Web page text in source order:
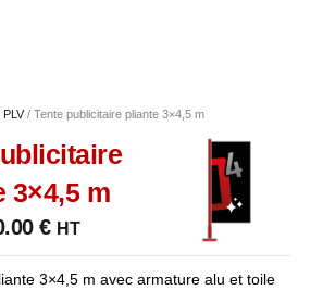
PLV/ Tente publicitaire pliante 3×4,5 m
3×4,5 m
€ HT
3×4,5 m avec armature alu et toile